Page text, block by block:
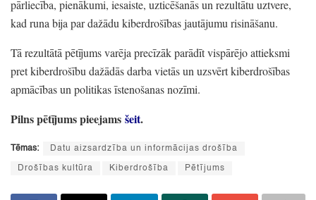
pārliecība, pienākumi, iesaiste, uzticēšanās un rezultātu uztvere,
kad runa bija par dažādu kiberdrošības jautājumu risināšanu.
Tā rezultātā pētījums varēja precīzāk parādīt vispārējo attieksmi
pret kiberdrošību dažādās darba vietās un uzsvērt kiberdrošības
apmācības un politikas īstenošanas nozīmi.
Pilns pētījums pieejams šeit.
Tēmas: Datu aizsardzība un informācijas drošība
Drošības kultūra Kiberdrošība Pētījums